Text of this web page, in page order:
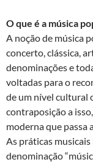
O que é a música
A noção de música
concerto, clássica,
denominações e
voltadas para o
de um nível cultural
contraposição a
moderna que passa
As práticas
denominação